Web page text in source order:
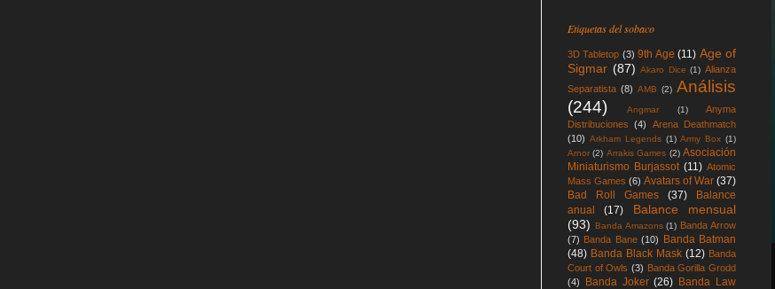
Etiquetas del sobaco
3D Tabletop (3) 9th Age (11) Age of
Sigmar (87) Akaro Dice (1) Alianza
Separatista (8) AMB (2) Análisis
(244)
Angmar (1)
Anyma
Distribuciones
(4)
Arena Deathmatch
(10) Arkham Legends (1) Army Box (1)
Arnor (2) Arrakis Games (2) Asociación
Miniaturismo Burjassot (11) Atomic
Mass Games (6) Avatars of War (37)
Bad Roll Games
(37)
Balance
anual
(17)
Balance mensual
(93)
Banda Amazons (1) Banda Arrow
(7) Banda Bane (10)
Banda Batman
(48) Banda Black Mask (12) Banda
Court of Owls (3) Banda Gorilla Grodd
(4)
Banda Joker (26) Banda Law